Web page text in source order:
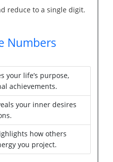
reduce to a single digit.
Numbers
your life’s purpose,
achievements.
your inner desires
how others
you project.